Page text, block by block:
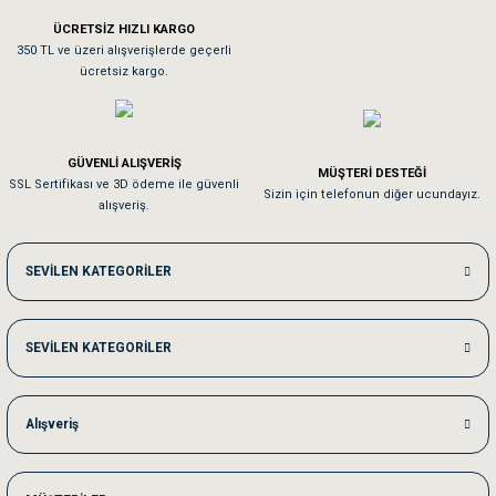
Sa**** On******
Kedilerim beğeniyorlar. Memnunuz. Uygun fiyatta olması iyi.
Me***** Ya******
Akşam verdiğim sipariş bir sonraki gün elime ulaştı. Jack russell köpeğim
Ka***** Ar******
Ufak bir sorun harici sorun olmadı sağolsunlar onuda hemen çözdüler
ÜCRETSİZ HIZLI KARGO
350 TL ve üzeri alışverişlerde geçerli
ücretsiz kargo.
GÜVENLİ ALIŞVERİŞ
SSL Sertifikası ve 3D ödeme ile güvenli
alışveriş.
MÜŞTERİ DESTEĞİ
Sizin için telefonun diğer ucundayız.
SEVİLEN KATEGORİLER
SEVİLEN KATEGORİLER
Alışveriş